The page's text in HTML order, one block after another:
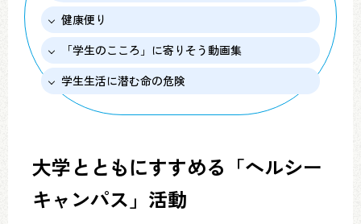
健康便り
「学生のこころ」に寄りそう動画集
学生生活に潜む命の危険
大学とともにすすめる「ヘルシー
キャンパス」活動